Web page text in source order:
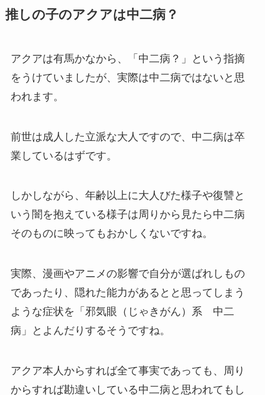
推しの子のアクアは中二病？
アクアは有馬かなから、「中二病？」という指摘
をうけていましたが、実際は中二病ではないと思
われます。
前世は成人した立派な大人ですので、中二病は卒
業しているはずです。
しかしながら、年齢以上に大人びた様子や復讐と
いう闇を抱えている様子は周りから見たら中二病
そのものに映ってもおかしくないですね。
実際、漫画やアニメの影響で自分が選ばれしもの
であったり、隠れた能力があるとと思ってしまう
ような症状を「邪気眼（じゃきがん）系 中二
病」とよんだりするそうですね。
アクア本人からすれば全て事実であっても、周り
からすれば勘違いしている中二病と思われてもし